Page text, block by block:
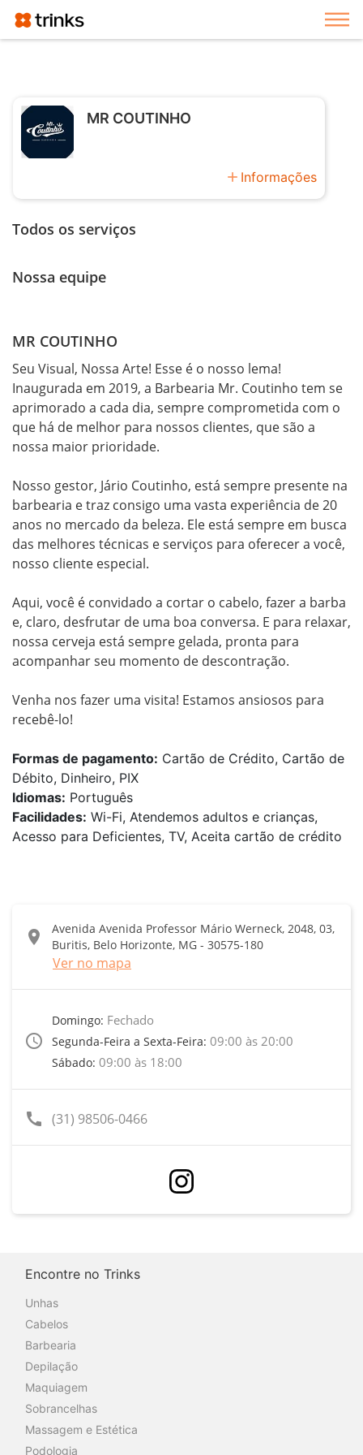
MR COUTINHO
add Informações
Todos os serviços
Nossa equipe
MR COUTINHO
Seu Visual, Nossa Arte! Esse é o nosso lema!
Inaugurada em 2019, a Barbearia Mr. Coutinho tem se
aprimorado a cada dia, sempre comprometida com o
que há de melhor para nossos clientes, que são a
nossa maior prioridade.
Nosso gestor, Jário Coutinho, está sempre presente na
barbearia e traz consigo uma vasta experiência de 20
anos no mercado da beleza. Ele está sempre em busca
das melhores técnicas e serviços para oferecer a você,
nosso cliente especial.
Aqui, você é convidado a cortar o cabelo, fazer a barba
e, claro, desfrutar de uma boa conversa. E para relaxar,
nossa cerveja está sempre gelada, pronta para
acompanhar seu momento de descontração.
Venha nos fazer uma visita! Estamos ansiosos para
recebê-lo!
Formas de pagamento: Cartão de Crédito, Cartão de
Débito, Dinheiro, PIX
Idiomas: Português
Facilidades: Wi-Fi, Atendemos adultos e crianças,
Acesso para Deficientes, TV, Aceita cartão de crédito
location_on
Avenida Avenida Professor Mário Werneck, 2048, 03,
Buritis, Belo Horizonte, MG - 30575-180
Ver no mapa
access_time
Domingo: Fechado
Segunda-Feira a Sexta-Feira: 09:00 às 20:00
Sábado: 09:00 às 18:00
call (31) 98506-0466
Encontre no Trinks
Unhas
Cabelos
Barbearia
Depilação
Maquiagem
Sobrancelhas
Massagem e Estética
Podologia